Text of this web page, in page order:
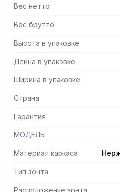
— Вытяжной пристенный в
— Материал: нержавеющая
— С лабиринтными фильтрами
Вес нетто
Вес брутто
Высота в упаковке
Длина в упаковке
Ширина в упаковке
Страна
Гарантия
МОДЕЛЬ
Материал каркаса
Тип зонта
Расположение зонта